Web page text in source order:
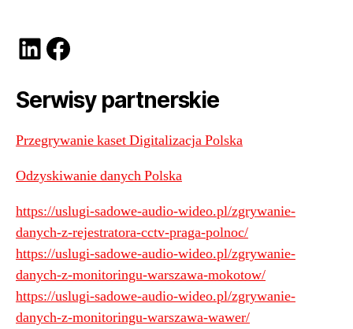
LinkedIn
Facebook
Serwisy partnerskie
Przegrywanie kaset Digitalizacja Polska
Odzyskiwanie danych Polska
https://uslugi-sadowe-audio-wideo.pl/zgrywanie-
danych-z-rejestratora-cctv-praga-polnoc/
https://uslugi-sadowe-audio-wideo.pl/zgrywanie-
danych-z-monitoringu-warszawa-mokotow/
https://uslugi-sadowe-audio-wideo.pl/zgrywanie-
danych-z-monitoringu-warszawa-wawer/